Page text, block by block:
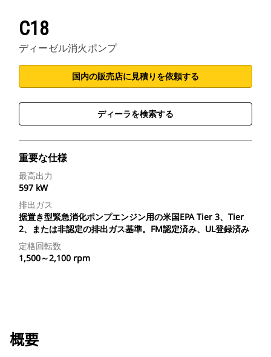
C18
ディーゼル消火ポンプ
国内の販売店に見積りを依頼する
ディーラを検索する
重要な仕様
最高出力
597 kW
排出ガス
据置き型緊急消化ポンプエンジン用の米国EPA Tier 3、Tier
2、または非認定の排出ガス基準。FM認定済み、UL登録済み
定格回転数
1,500～2,100 rpm
概要